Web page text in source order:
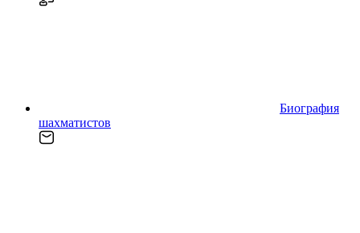
Биография
шахматистов